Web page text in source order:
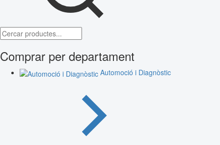
Comprar per departament
Automoció i Diagnòstic